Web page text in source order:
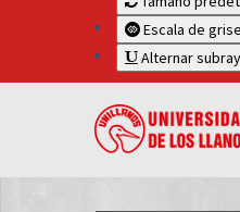
Escala de
Alternar